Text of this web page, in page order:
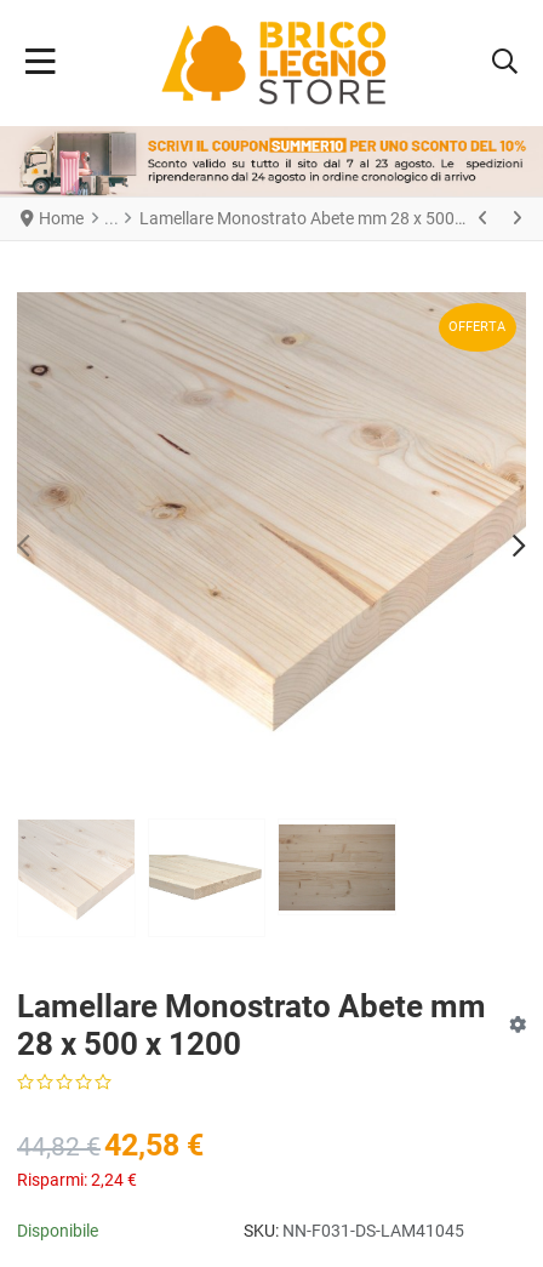
Home Lamellare Monostrato Abete mm 28 x 500 x 1200
PREV
OFFERTA
Lamellare Monostrato Abete mm
28 x 500 x 1200
44,82 €42,58 €
Risparmi:2,24 €
Disponibile SKU: NN-F031-DS-LAM41045